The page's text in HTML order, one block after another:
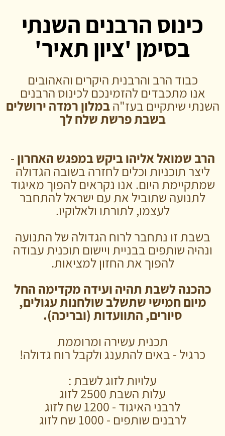
כינוס הרבנים השנתי
בסימן 'ציון תאיר'
כבוד הרב והרבנית היקרים והאהובים
אנו מתכבדים להזמינכם לכינוס הרבנים
השנתי שיתקיים בעז"הבמלון רמדה ירושלים
בשבת פרשת שלח לך
הרב שמואל אליהו ביקש במפגש האחרון -
ליצר תוכניות וכלים לחזרה בשובה הגדולה
שמתקיימת היום. אנו נקראים להפוך מאיגוד
לתנועה שתוביל את עם ישראל להתחבר
לעצמו, לתורתו ולאלוקיו.
בשבת זו נתחבר לרוח הגדולה של התנועה
ונהיה שותפים בבניית ויישום תוכנית עבודה
להפוך את החזון למציאות.
כהכנה לשבת תהיה ועידה מקדימה החל
מיום חמישי שתשלב שולחנות עגולים,
סיורים, התוועדות (ובריכה).
תכנית עשירה ומרוממת
כרגיל - באים להתענג ולקבל רוח גדולה!
עלויות לזוג לשבת :
עלות השבת 2500 לזוג
לרבני האיגוד - 1200 שח לזוג
לרבנים שותפים - 1000 שח לזוג